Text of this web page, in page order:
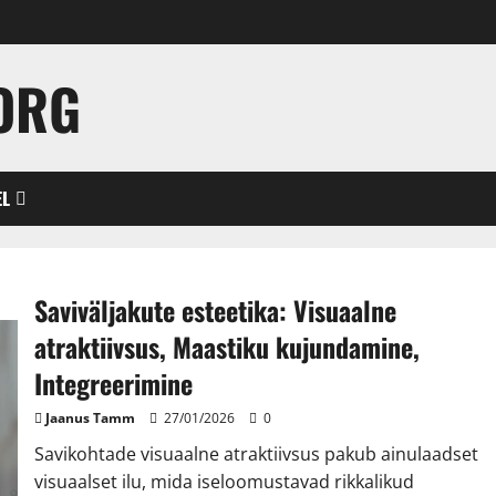
Saviväljakute esteetika: Visuaalne
atraktiivsus, Maastiku kujundamine,
Integreerimine
Jaanus Tamm 27/01/2026 0
Savikohtade visuaalne atraktiivsus pakub ainulaadset
visuaalset ilu, mida iseloomustavad rikkalikud